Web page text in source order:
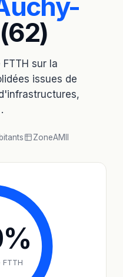
sur la
issues de
.
ZoneAMII
%